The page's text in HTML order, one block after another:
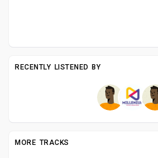
RECENTLY LISTENED BY
MORE TRACKS